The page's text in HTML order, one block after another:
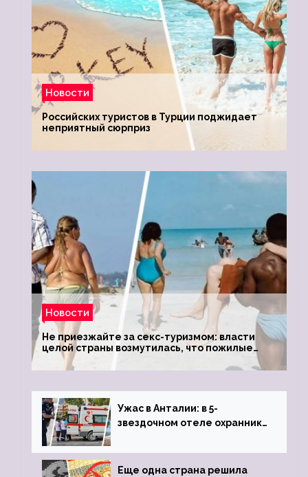
Новости
Российских туристов в Турции поджидает
неприятный сюрприз
Новости
Не приезжайте за секс-туризмом: власти
целой страны возмутилась, что пожилые
туристки массово едут к ним, чтобы
обзавестись молодыми любовниками
Ужас в Анталии: в 5-
звездочном отеле охранник
пистолета
Еще одна страна решила